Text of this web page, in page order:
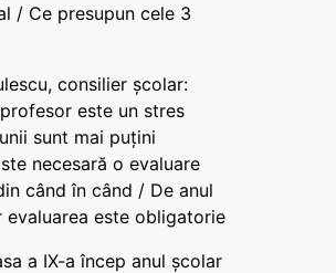
/ Ce presupun cele 3
consilier școlar:
este un stres
sunt mai puțini
necesară o evaluare
când în când / De anul
evaluarea este obligatorie
a IX-a încep anul școlar